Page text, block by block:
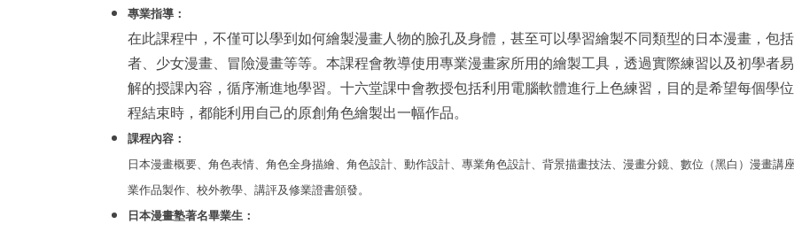
專業指導：
在此課程中，不僅可以學到如何繪製漫畫人物的臉孔及身體，甚至可以學習繪製不同類型的日本漫畫，包
者、少女漫畫、冒險漫畫等等。本課程會教導使用專業漫畫家所用的繪製工具，透過實際練習以及初學者
解的授課內容，循序漸進地學習。十六堂課中會教授包括利用電腦軟體進行上色練習，目的是希望每個學
程結束時，都能利用自己的原創角色繪製出一幅作品。
課程內容：
日本漫畫概要、角色表情、角色全身描繪、角色設計、動作設計、專業角色設計、背景描畫技法、漫畫分鏡、數位（黑白）漫畫講
業作品製作、校外教學、講評及修業證書頒發。
日本漫畫塾著名畢業生：